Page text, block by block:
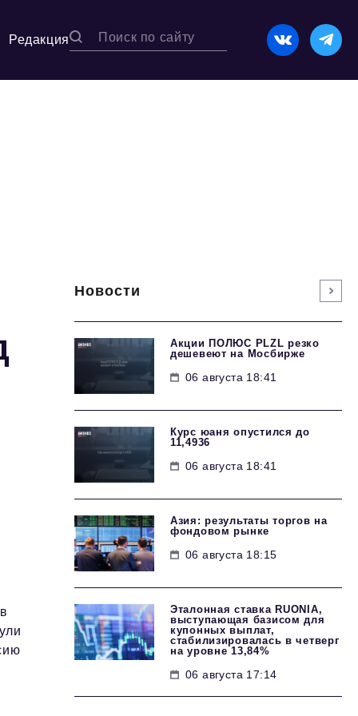
Редакция
Новости
Акции ПОЛЮС PLZL резко
дешевеют на Мосбирже
06 августа 18:41
Курс юаня опустился до
11,4936
06 августа 18:41
Азия: результаты торгов на
фондовом рынке
06 августа 18:15
Эталонная ставка RUONIA,
выступающая базисом для
купонных выплат,
стабилизировалась в четверг
на уровне 13,84%
06 августа 17:14